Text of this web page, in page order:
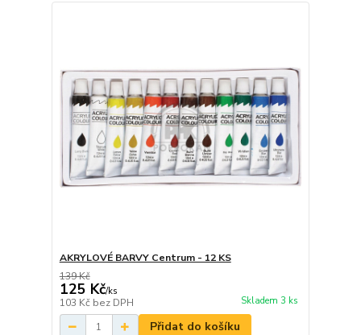
AKRYLOVÉ BARVY Centrum - 12 KS
139 Kč
125 Kč/ks
103 Kč bez DPH Skladem 3 ks
Přidat do košíku